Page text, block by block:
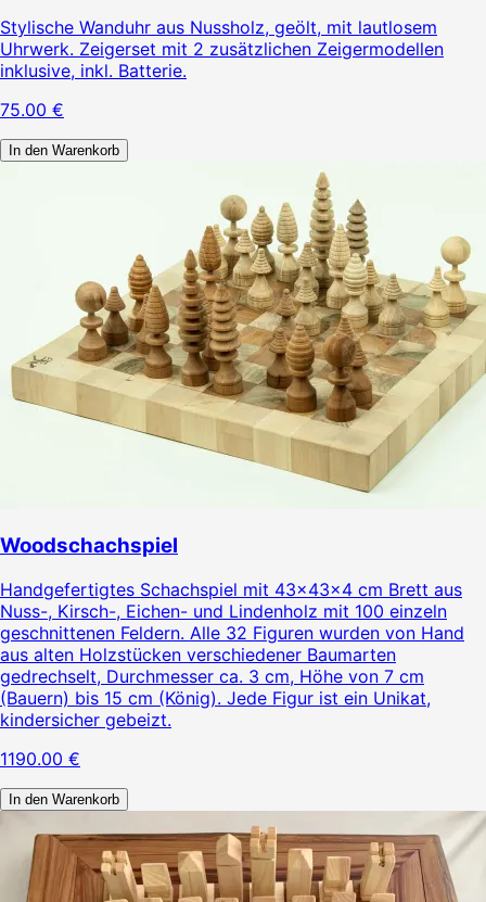
Stylische Wanduhr aus Nussholz, geölt, mit lautlosem
Uhrwerk. Zeigerset mit 2 zusätzlichen Zeigermodellen
inklusive, inkl. Batterie.
75.00 €
In den Warenkorb
Woodschachspiel
Handgefertigtes Schachspiel mit 43×43×4 cm Brett aus
Nuss-, Kirsch-, Eichen- und Lindenholz mit 100 einzeln
geschnittenen Feldern. Alle 32 Figuren wurden von Hand
aus alten Holzstücken verschiedener Baumarten
gedrechselt, Durchmesser ca. 3 cm, Höhe von 7 cm
(Bauern) bis 15 cm (König). Jede Figur ist ein Unikat,
kindersicher gebeizt.
1190.00 €
In den Warenkorb